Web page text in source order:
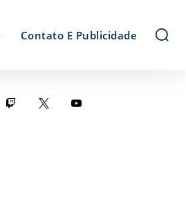
Contato E Publicidade